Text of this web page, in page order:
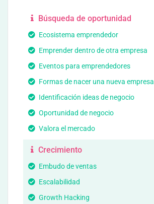
Búsqueda de oportunidad
Ecosistema emprendedor
Emprender dentro de otra empresa
Eventos para emprendedores
Formas de nacer una nueva empresa
Identificación ideas de negocio
Oportunidad de negocio
Valora el mercado
Crecimiento
Embudo de ventas
Escalabilidad
Growth Hacking